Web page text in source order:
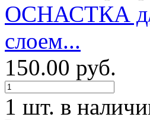
ОСНАСТКА д/
слоем...
150.00 руб.
1 шт. в